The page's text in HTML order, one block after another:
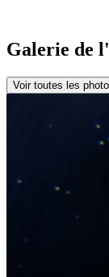
Galerie de
Voir toutes les